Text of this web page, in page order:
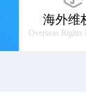
海外维
Overseas Rights